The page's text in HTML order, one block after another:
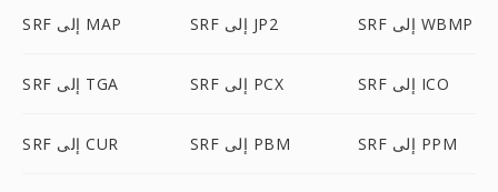
SRF إلى MAP SRF إلى JP2 SRF إلى WBMP
SRF إلى TGA SRF إلى PCX SRF إلى ICO
SRF إلى CUR SRF إلى PBM SRF إلى PPM